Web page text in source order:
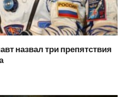
назвал три препятствия